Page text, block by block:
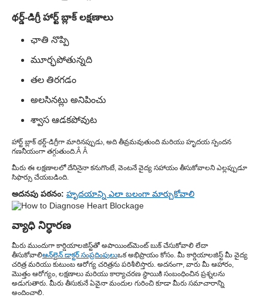
థర్డ్-డిగ్రీ హార్ట్ బ్లాక్ లక్షణాలు
ఛాతి నొప్పి
మూర్ఛపోతున్నది
తల తిరగడం
అలసినట్లు అనిపించు
శ్వాస ఆడకపోవుట
హార్ట్ బ్లాక్ థర్డ్-డిగ్రీగా మారినప్పుడు, అది తీవ్రమవుతుంది మరియు హృదయ స్పందన
గణనీయంగా తగ్గుతుంది.Â Â
మీరు ఈ లక్షణాలలో దేనినైనా కనుగొంటే, వెంటనే వైద్య సహాయం తీసుకోవాలని ఎల్లప్పుడూ
సిఫార్సు చేయబడింది.
అదనపు పఠనం: హృదయాన్ని ఎలా బలంగా మార్చుకోవాలి
వ్యాధి నిర్ధారణ
మీరు ముందుగా కార్డియాలజిస్ట్‌తో అపాయింట్‌మెంట్ బుక్ చేసుకోవాలి లేదా
తీసుకోవాలిఆన్‌లైన్ డాక్టర్ సంప్రదింపులుఒక అభిప్రాయం కోసం. మీ కార్డియాలజిస్ట్ మీ వైద్య
చరిత్ర మరియు కుటుంబ ఆరోగ్య చరిత్రను పరిశీలిస్తారు. అదనంగా, వారు మీ ఆహారం,
మొత్తం ఆరోగ్యం, లక్షణాలు మరియు కార్యాచరణ స్థాయికి సంబంధించిన ప్రశ్నలను
అడుగుతారు. మీరు తీసుకునే ఏవైనా మందుల గురించి కూడా మీరు సమాచారాన్ని
అందించాలి.